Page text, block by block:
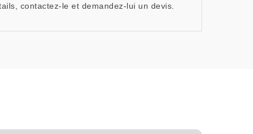
contactez-le et demandez-lui un devis.